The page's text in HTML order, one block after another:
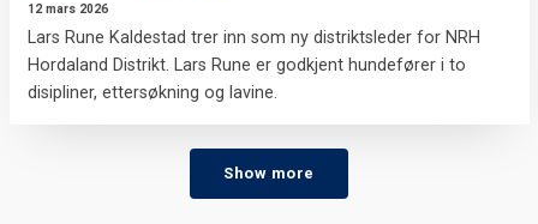
12 mars 2026
Lars Rune Kaldestad trer inn som ny distriktsleder for NRH
Hordaland Distrikt. Lars Rune er godkjent hundefører i to
disipliner, ettersøkning og lavine.
Show more